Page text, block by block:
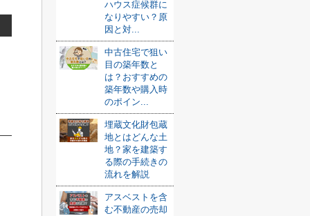
ハウス症候群に
なりやすい？原
因と対...
中古住宅で狙い
目の築年数と
は？おすすめの
築年数や購入時
のポイン...
埋蔵文化財包蔵
地とはどんな土
地？家を建築す
る際の手続きの
流れを解説
アスベストを含
む不動産の売却